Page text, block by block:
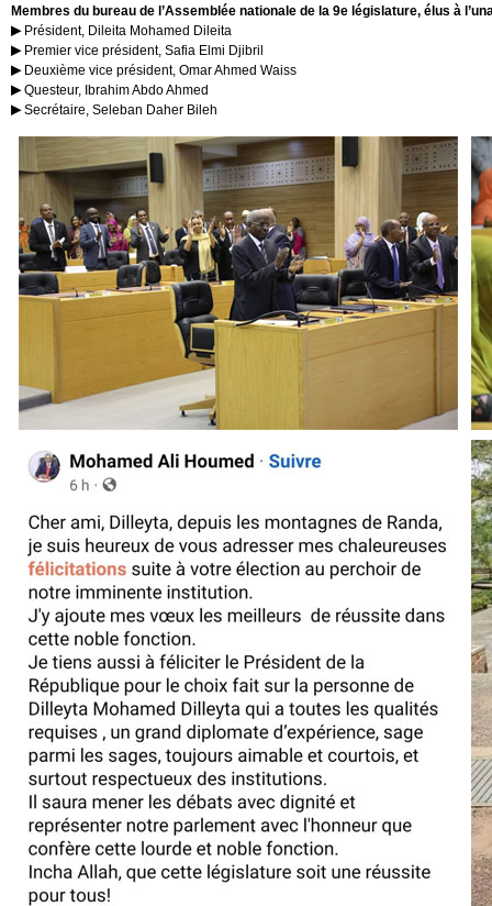
Membres du bureau de l’Assemblée nationale de la 9e législature, élus à
Président, Dileita Mohamed Dileita
Premier vice président, Safia Elmi Djibril
Deuxième vice président, Omar Ahmed Waiss
Questeur, Ibrahim Abdo Ahmed
Secrétaire, Seleban Daher Bileh